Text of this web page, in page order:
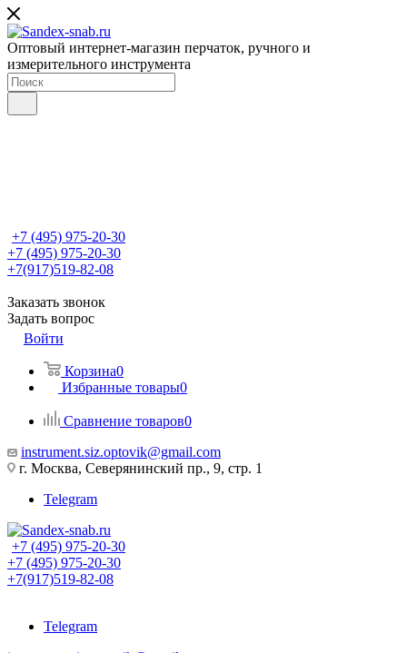
Оптовый интернет-магазин перчаток, ручного и
измерительного инструмента
+7 (495) 975-20-30
+7 (495) 975-20-30
+7(917)519-82-08
Заказать звонок
Задать вопрос
Войти
Корзина0
Избранные товары0
Сравнение товаров0
instrument.siz.optovik@gmail.com
г. Москва, Северянинский пр., 9, стр. 1
Telegram
+7 (495) 975-20-30
+7 (495) 975-20-30
+7(917)519-82-08
Telegram